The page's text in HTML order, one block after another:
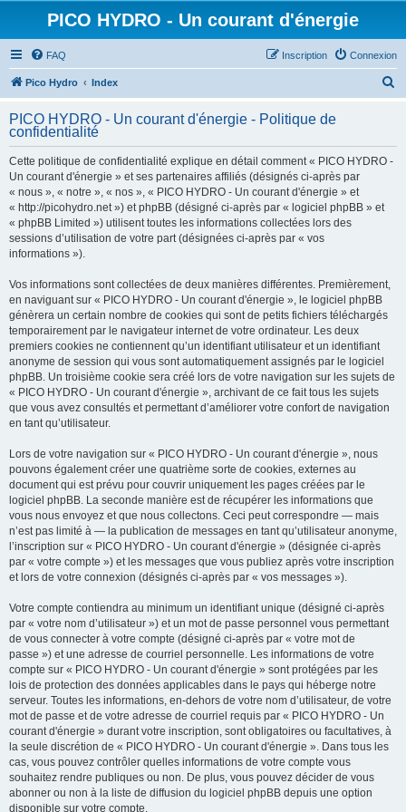
PICO HYDRO - Un courant d'énergie
FAQ Connexion
Inscription
Pico Hydro Index
h
PICO HYDRO - Un courant d'énergie - Politique de
confidentialité
Cette politique de confidentialité explique en détail comment « PICO HYDRO -
Un courant d'énergie » et ses partenaires affiliés (désignés ci-après par
« nous », « notre », « nos », « PICO HYDRO - Un courant d'énergie » et
« http://picohydro.net ») et phpBB (désigné ci-après par « logiciel phpBB » et
« phpBB Limited ») utilisent toutes les informations collectées lors des
sessions d’utilisation de votre part (désignées ci-après par « vos
informations »).
Vos informations sont collectées de deux manières différentes. Premièrement,
en naviguant sur « PICO HYDRO - Un courant d'énergie », le logiciel phpBB
génèrera un certain nombre de cookies qui sont de petits fichiers téléchargés
temporairement par le navigateur internet de votre ordinateur. Les deux
premiers cookies ne contiennent qu’un identifiant utilisateur et un identifiant
anonyme de session qui vous sont automatiquement assignés par le logiciel
phpBB. Un troisième cookie sera créé lors de votre navigation sur les sujets de
« PICO HYDRO - Un courant d'énergie », archivant de ce fait tous les sujets
que vous avez consultés et permettant d’améliorer votre confort de navigation
en tant qu’utilisateur.
Lors de votre navigation sur « PICO HYDRO - Un courant d'énergie », nous
pouvons également créer une quatrième sorte de cookies, externes au
document qui est prévu pour couvrir uniquement les pages créées par le
logiciel phpBB. La seconde manière est de récupérer les informations que
vous nous envoyez et que nous collectons. Ceci peut correspondre — mais
n’est pas limité à — la publication de messages en tant qu’utilisateur anonyme,
l’inscription sur « PICO HYDRO - Un courant d'énergie » (désignée ci-après
par « votre compte ») et les messages que vous publiez après votre inscription
et lors de votre connexion (désignés ci-après par « vos messages »).
Votre compte contiendra au minimum un identifiant unique (désigné ci-après
par « votre nom d’utilisateur ») et un mot de passe personnel vous permettant
de vous connecter à votre compte (désigné ci-après par « votre mot de
passe ») et une adresse de courriel personnelle. Les informations de votre
compte sur « PICO HYDRO - Un courant d'énergie » sont protégées par les
lois de protection des données applicables dans le pays qui héberge notre
serveur. Toutes les informations, en-dehors de votre nom d’utilisateur, de votre
mot de passe et de votre adresse de courriel requis par « PICO HYDRO - Un
courant d'énergie » durant votre inscription, sont obligatoires ou facultatives, à
la seule discrétion de « PICO HYDRO - Un courant d'énergie ». Dans tous les
cas, vous pouvez contrôler quelles informations de votre compte vous
souhaitez rendre publiques ou non. De plus, vous pouvez décider de vous
abonner ou non à la liste de diffusion du logiciel phpBB depuis une option
disponible sur votre compte.